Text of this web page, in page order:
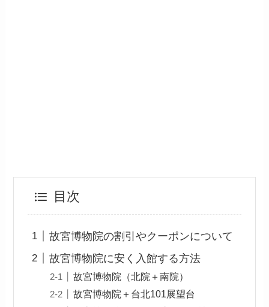
目次
故宮博物院の割引やクーポンについて
故宮博物院に安く入館する方法
故宮博物院（北院＋南院）
故宮博物院＋台北101展望台